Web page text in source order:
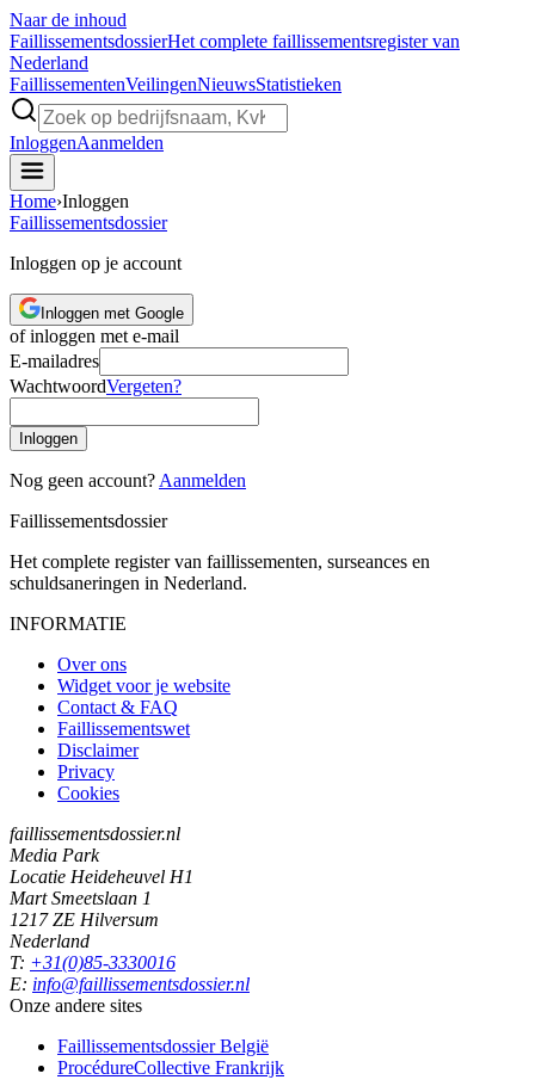
Naar de inhoud
FaillissementsdossierHet complete faillissementsregister van
Nederland
FaillissementenVeilingenNieuwsStatistieken
InloggenAanmelden
Home›Inloggen
Faillissementsdossier
Inloggen op je account
Inloggen met Google
of inloggen met e-mail
E-mailadres
WachtwoordVergeten?
Inloggen
Nog geen account? Aanmelden
Faillissementsdossier
Het complete register van faillissementen, surseances en
schuldsaneringen in Nederland.
INFORMATIE
Over ons
Widget voor je website
Contact & FAQ
Faillissementswet
Disclaimer
Privacy
Cookies
faillissementsdossier.nl
Media Park
Locatie Heideheuvel H1
Mart Smeetslaan 1
1217 ZE Hilversum
Nederland
T: +31(0)85-3330016
E: info@faillissementsdossier.nl
Onze andere sites
Faillissementsdossier België
ProcédureCollective Frankrijk